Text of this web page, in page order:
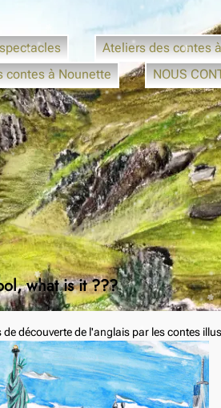
Ateliers des contes
contes à Nounette NOUS
what is it ???
de découverte de l'anglais par les contes